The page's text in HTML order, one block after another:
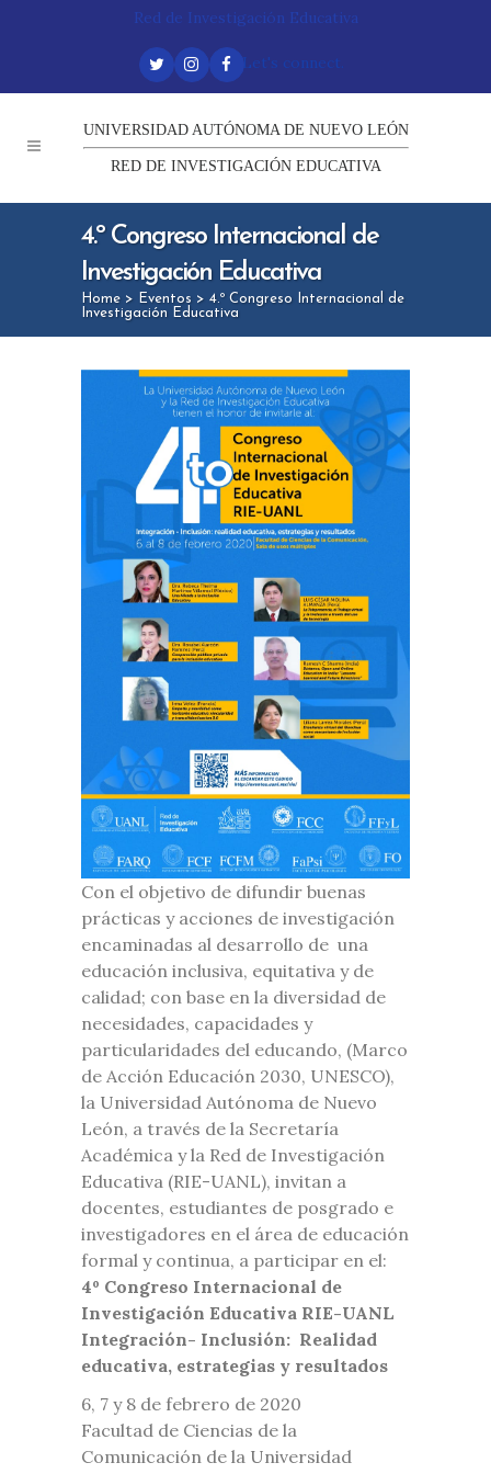
Red de Investigación Educativa
Let's connect.
UNIVERSIDAD AUTÓNOMA DE NUEVO LEÓN
RED DE INVESTIGACIÓN EDUCATIVA
4.º Congreso Internacional de
Investigación Educativa
Home > Eventos > 4.º Congreso Internacional de
Investigación Educativa
Con el objetivo de difundir buenas
prácticas y acciones de investigación
encaminadas al desarrollo de una
educación inclusiva, equitativa y de
calidad; con base en la diversidad de
necesidades, capacidades y
particularidades del educando, (Marco
de Acción Educación 2030, UNESCO),
la Universidad Autónoma de Nuevo
León, a través de la Secretaría
Académica y la Red de Investigación
Educativa (RIE-UANL), invitan a
docentes, estudiantes de posgrado e
investigadores en el área de educación
formal y continua, a participar en el:
4º Congreso Internacional de
Investigación Educativa RIE-UANL
Integración- Inclusión: Realidad
educativa, estrategias y resultados
6, 7 y 8 de febrero de 2020
Facultad de Ciencias de la
Comunicación de la Universidad